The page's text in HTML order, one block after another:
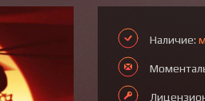
Наличие: